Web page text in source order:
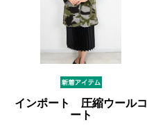
インポート 圧縮ウールコ
ート